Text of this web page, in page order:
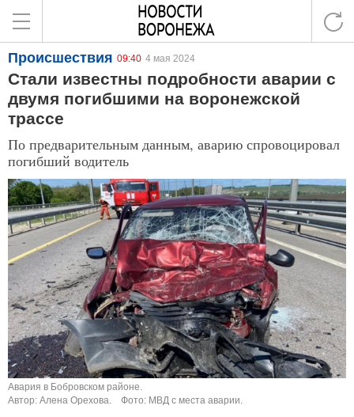
Происшествия 09:40 4 мая 2024
Стали известны подробности аварии с
двумя погибшими на воронежской
трассе
По предварительным данным, аварию спровоцировал
погибший водитель
Авария в Бобровском районе.
Автор: Алена Орехова.
Фото: МВД с места аварии.